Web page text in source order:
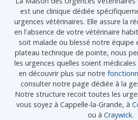
est une clinique dédiée
urgences vétérinaires. Elle assure la
en l'absence de votre vétérinaire
soit malade ou blessé notre équipe
plateau technique de pointe, nous
les urgences quelles soient
en découvrir plus sur notre
consulter notre page dédiée à la
Notre structure recoit toutes les
vous soyez à Cappelle-la-Grande, à
ou à Craywick.